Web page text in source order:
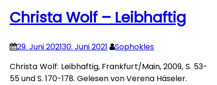
Christa Wolf – Leibhaftig
29. Juni 202130. Juni 2021
Sophokles
Christa Wolf: Leibhaftig, Frankfurt/Main, 2009, S. 53-
55 und S. 170-178. Gelesen von Verena Häseler.